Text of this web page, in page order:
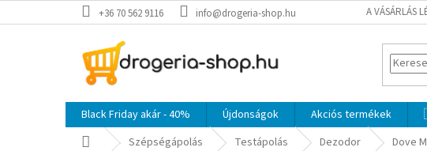
a
+36 70 562 9116 info@drogeria-shop.hu A VÁSÁRLÁS
Black Friday akár - 40% Újdonságok Akciós termékek
KezdőlapSzépségápolás Testápolás Dezodor Dove